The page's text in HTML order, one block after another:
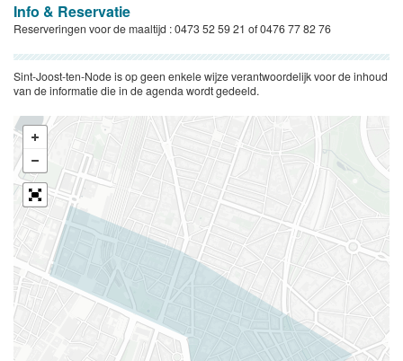
Info & Reservatie
Reserveringen voor de maaltijd : 0473 52 59 21 of 0476 77 82 76
Sint-Joost-ten-Node is op geen enkele wijze verantwoordelijk voor de inhoud
van de informatie die in de agenda wordt gedeeld.